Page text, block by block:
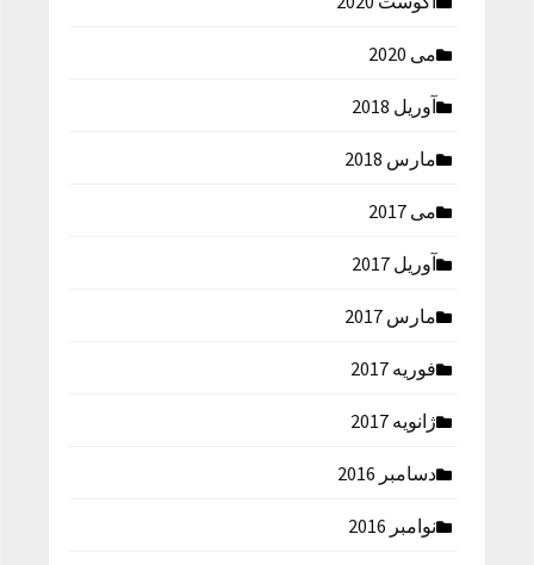
می 2020
آوریل 2018
مارس 2018
می 2017
آوریل 2017
مارس 2017
فوریه 2017
ژانویه 2017
دسامبر 2016
نوامبر 2016